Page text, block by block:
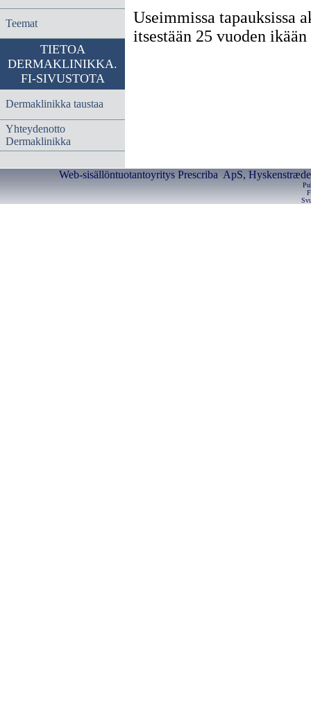
Teemat
TIETOA
DERMAKLINIKKA.
FI-SIVUSTOTA
Dermaklinikka taustaa
Yhteydenotto
Dermaklinikka
Useimmissa tapauksissa
itsestään 25 vuoden ikään
Web-sisällöntuotantoyritys Prescriba ApS,